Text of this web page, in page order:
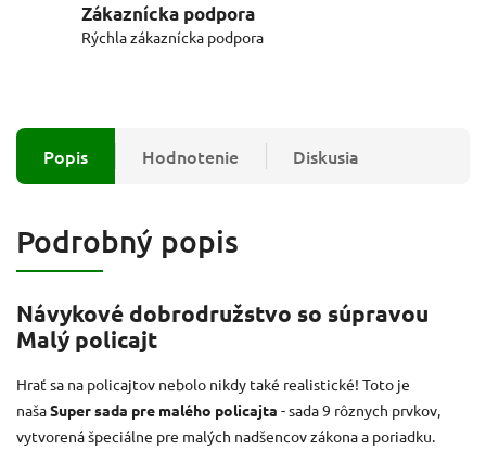
Zákaznícka podpora
Rýchla zákaznícka podpora
Popis Hodnotenie Diskusia
Podrobný popis
Návykové dobrodružstvo so súpravou
Malý policajt
Hrať sa na policajtov nebolo nikdy také realistické! Toto je
našaSuper sada pre malého policajta - sada 9 rôznych prvkov,
vytvorená špeciálne pre malých nadšencov zákona a poriadku.